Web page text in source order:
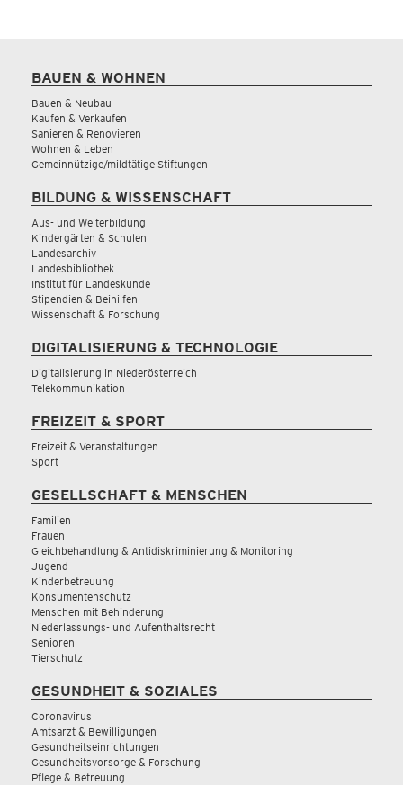
BAUEN & WOHNEN
Bauen & Neubau
Kaufen & Verkaufen
Sanieren & Renovieren
Wohnen & Leben
Gemeinnützige/mildtätige Stiftungen
BILDUNG & WISSENSCHAFT
Aus- und Weiterbildung
Kindergärten & Schulen
Landesarchiv
Landesbibliothek
Institut für Landeskunde
Stipendien & Beihilfen
Wissenschaft & Forschung
DIGITALISIERUNG & TECHNOLOGIE
Digitalisierung in Niederösterreich
Telekommunikation
FREIZEIT & SPORT
Freizeit & Veranstaltungen
Sport
GESELLSCHAFT & MENSCHEN
Familien
Frauen
Gleichbehandlung & Antidiskriminierung & Monitoring
Jugend
Kinderbetreuung
Konsumentenschutz
Menschen mit Behinderung
Niederlassungs- und Aufenthaltsrecht
Senioren
Tierschutz
GESUNDHEIT & SOZIALES
Coronavirus
Amtsarzt & Bewilligungen
Gesundheitseinrichtungen
Gesundheitsvorsorge & Forschung
Pflege & Betreuung